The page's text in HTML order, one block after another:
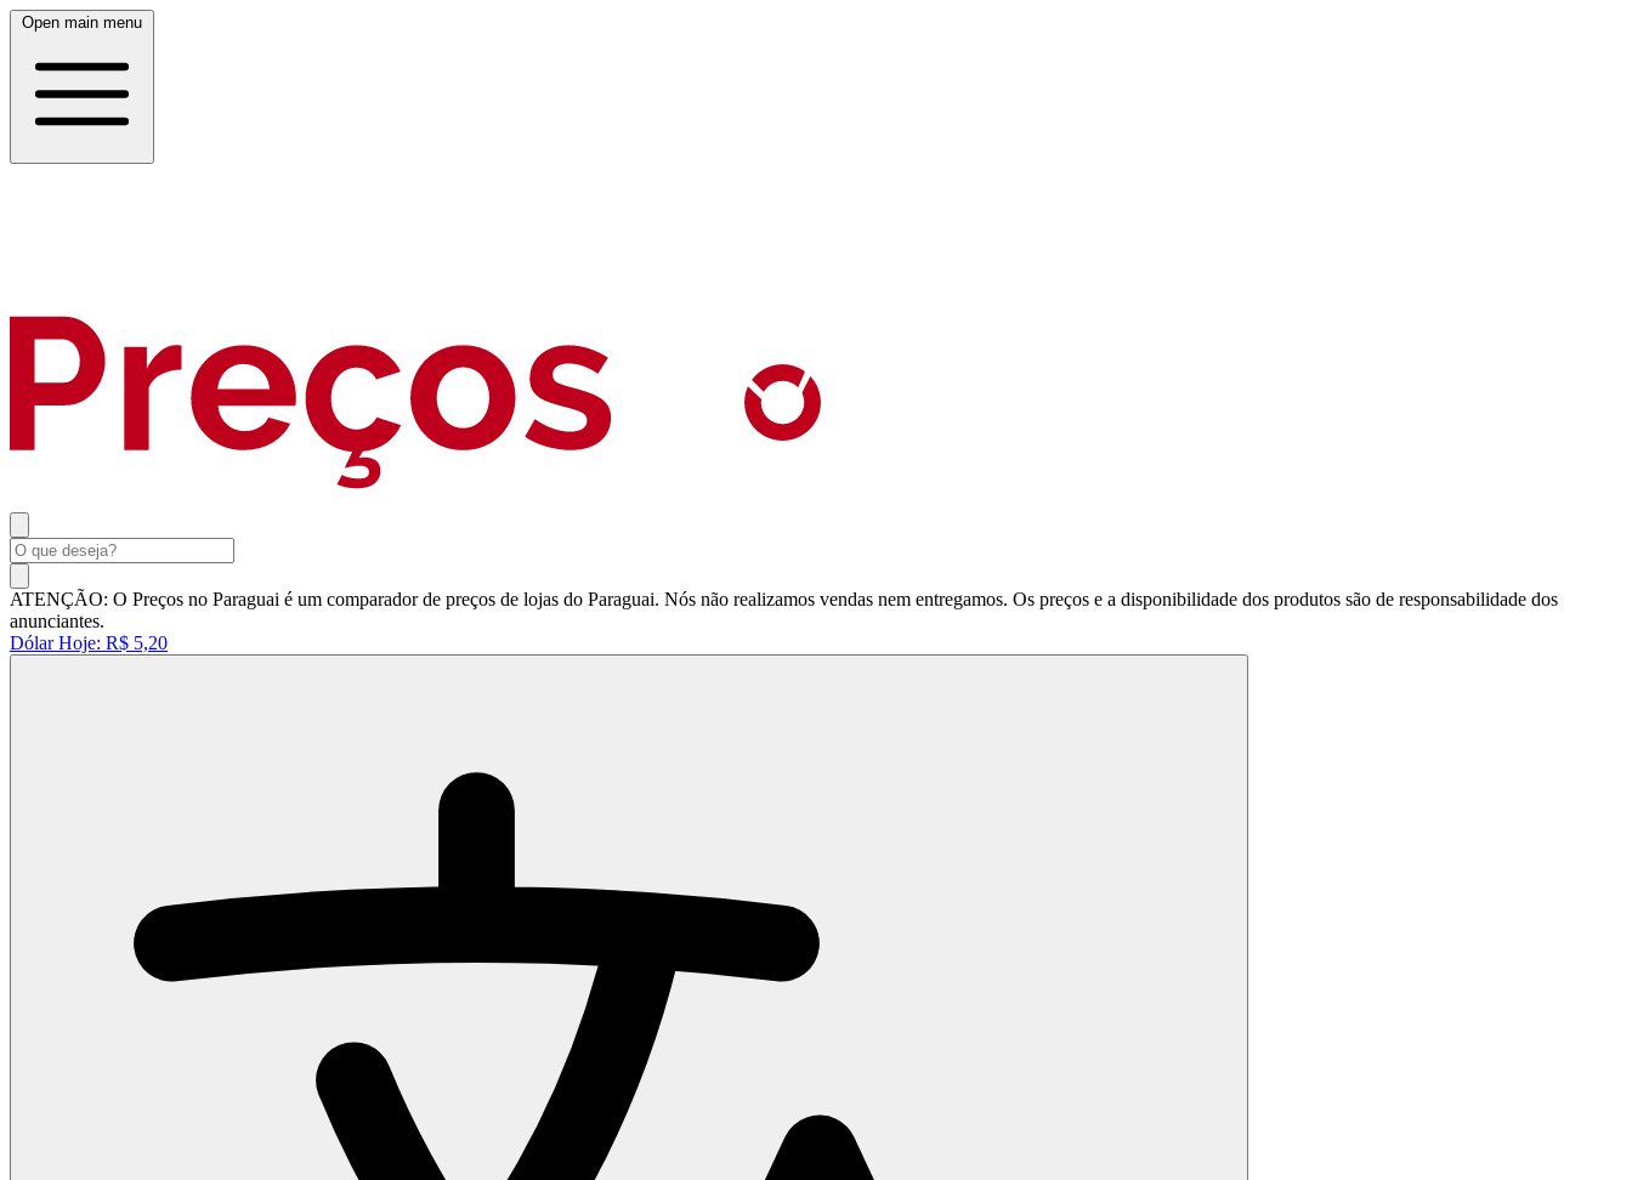
Open main menu
ATENÇÃO: O Preços no Paraguai é um comparador de preços de lojas do Paraguai. Nós não realizamos vendas nem entregamos. Os preços e a disponibilidade dos produtos são de responsabilidade dos
anunciantes.
Dólar Hoje: R$ 5,20